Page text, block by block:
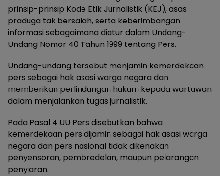
prinsip-prinsip Kode Etik Jurnalistik (KEJ), asas
praduga tak bersalah, serta keberimbangan
informasi sebagaimana diatur dalam Undang-
Undang Nomor 40 Tahun 1999 tentang Pers.
Undang-undang tersebut menjamin kemerdekaan
pers sebagai hak asasi warga negara dan
memberikan perlindungan hukum kepada wartawan
dalam menjalankan tugas jurnalistik.
Pada Pasal 4 UU Pers disebutkan bahwa
kemerdekaan pers dijamin sebagai hak asasi warga
negara dan pers nasional tidak dikenakan
penyensoran, pembredelan, maupun pelarangan
penyiaran.